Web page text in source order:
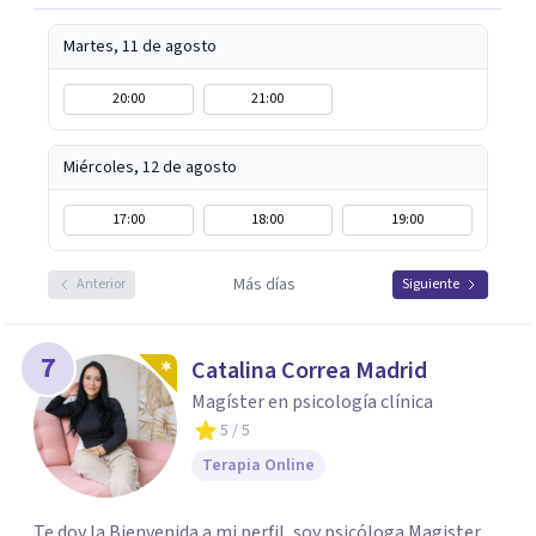
Martes, 11 de agosto
20:00 21:00
Miércoles, 12 de agosto
17:00 18:00 19:00
Anterior Más días Siguiente
7 Catalina Correa Madrid
Magíster en psicología clínica
5 / 5
Terapia Online